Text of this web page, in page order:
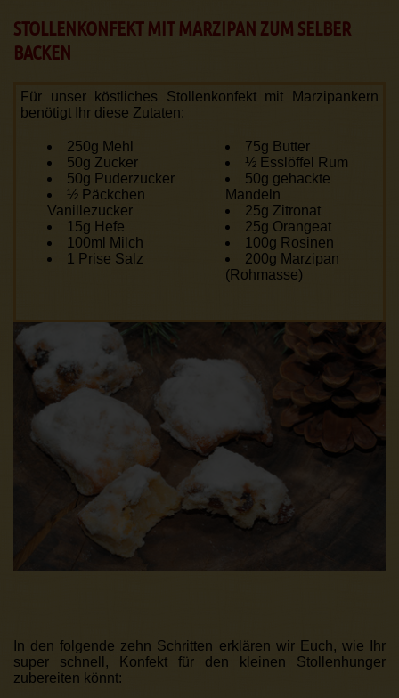
STOLLENKONFEKT MIT MARZIPAN ZUM SELBER
BACKEN
Für unser köstliches Stollenkonfekt mit Marzipan­kern
benötigt Ihr diese Zutaten:
250g Mehl
50g Zucker
50g Puderzucker
½ Päckchen
Vanillezucker
15g Hefe
100ml Milch
1 Prise Salz
75g Butter
½ Esslöffel Rum
50g gehackte
Mandeln
25g Zitronat
25g Orangeat
100g Rosinen
200g Marzipan
(Rohmasse)
In den folgende zehn Schritten erklären wir Euch, wie Ihr
super schnell, Konfekt für den kleinen Stollenhunger
zubereiten könnt: